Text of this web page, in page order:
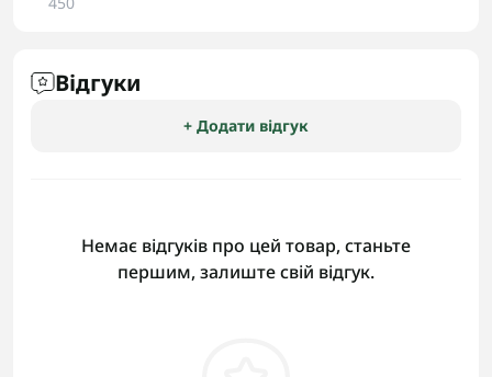
Відгуки
+ Додати відгук
Немає відгуків про цей товар, станьте
першим, залиште свій відгук.